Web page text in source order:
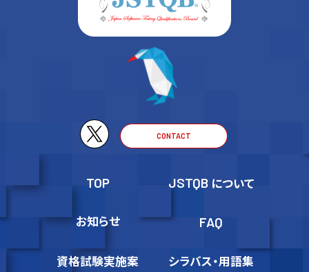
CONTACT
TOP JSTQB について
お知らせ FAQ
資格試験実施案
シラバス・用語集